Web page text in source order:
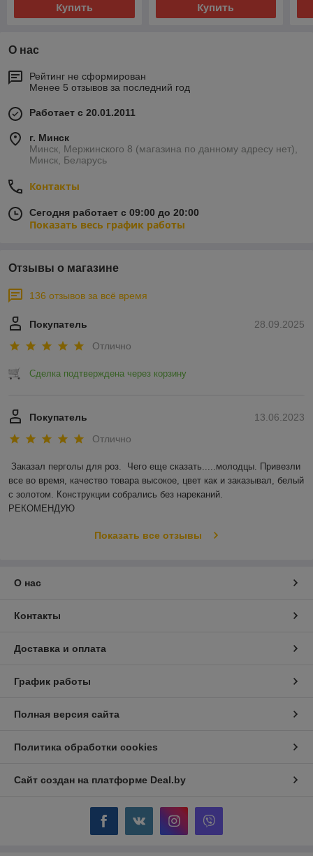
Купить Купить
О нас
Рейтинг не сформирован
Менее 5 отзывов за последний год
Работает с 20.01.2011
г. Минск
Минск, Мержинского 8 (магазина по данному адресу нет),
Минск, Беларусь
Контакты
Сегодня работает с 09:00 до 20:00
Показать весь график работы
Отзывы о магазине
136 отзывов за всё время
28.09.2025
Покупатель
Отлично
Сделка подтверждена через корзину
13.06.2023
Покупатель
Отлично
Заказал перголы для роз.  Чего еще сказать.....молодцы. Привезли
все во время, качество товара высокое, цвет как и заказывал, белый
с золотом. Конструкции собрались без нареканий.
РЕКОМЕНДУЮ
Показать все отзывы
О нас
Контакты
Доставка и оплата
График работы
Полная версия сайта
Политика обработки cookies
Сайт создан на платформе Deal.by